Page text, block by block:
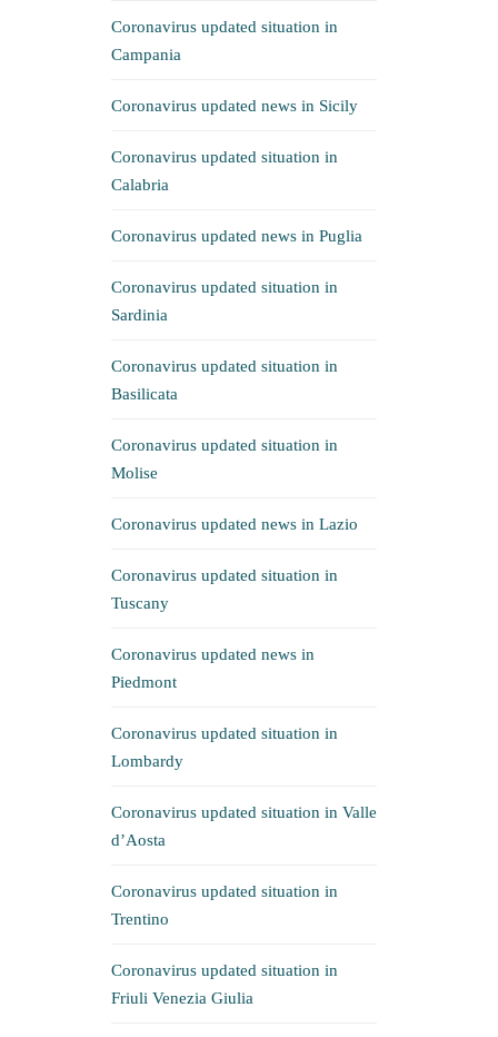
Coronavirus updated situation in
Campania
Coronavirus updated news in Sicily
Coronavirus updated situation in
Calabria
Coronavirus updated news in Puglia
Coronavirus updated situation in
Sardinia
Coronavirus updated situation in
Basilicata
Coronavirus updated situation in
Molise
Coronavirus updated news in Lazio
Coronavirus updated situation in
Tuscany
Coronavirus updated news in
Piedmont
Coronavirus updated situation in
Lombardy
Coronavirus updated situation in Valle
d’Aosta
Coronavirus updated situation in
Trentino
Coronavirus updated situation in
Friuli Venezia Giulia